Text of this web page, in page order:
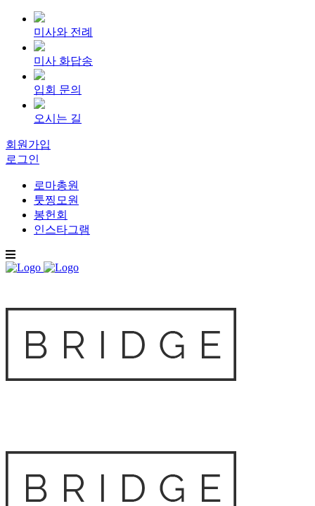
미사와 전례
미사 화답송
입회 문의
오시는 길
회원가입
로그인
로마총원
툿찡모원
봉헌회
인스타그램